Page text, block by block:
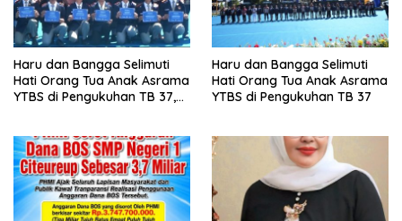
Haru dan Bangga Selimuti
Hati Orang Tua Anak Asrama
YTBS di Pengukuhan TB 37,
Haru dan Bangga Selimuti
Hati Orang Tua Anak Asrama
YTBS di Pengukuhan TB 37